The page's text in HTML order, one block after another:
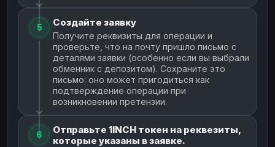
5 Создайте заявку
Получите реквизиты для операции и
проверьте, что на почту пришло письмо с
деталями заявки (особенно если вы выбрали
обменник с депозитом). Сохраните это
письмо: оно может пригодиться как
подтверждение операции при
возникновении претензии.
6
Отправьте 1INCH токен на реквезиты,
которые указаны в заявке.